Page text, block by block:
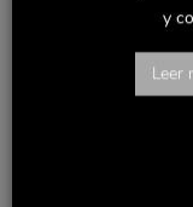
SOBRE
y
Leer